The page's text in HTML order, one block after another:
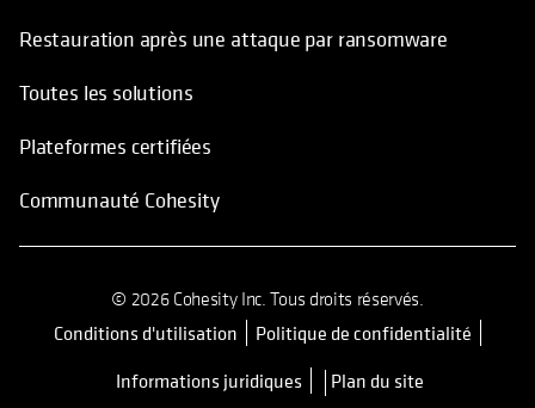
Restauration après une attaque par ransomware
Toutes les solutions
Plateformes certifiées
Communauté Cohesity
© 2026 Cohesity Inc. Tous droits réservés.
Conditions d'utilisation s’ouvre dans un nouvel onglet
Politique de confidentialité
Informations juridiques
Plan du site